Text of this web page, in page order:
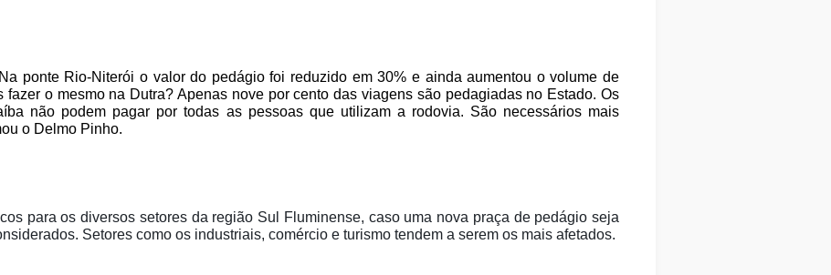
ponte Rio-Niterói o valor do pedágio foi reduzido em 30% e ainda aumentou o volume de
fazer o mesmo na Dutra? Apenas nove por cento das viagens são pedagiadas no Estado. Os
não podem pagar por todas as pessoas que utilizam a rodovia. São necessários mais
o Delmo Pinho.
para os diversos setores da região Sul Fluminense, caso uma nova praça de pedágio seja
Setores como os industriais, comércio e turismo tendem a serem os mais afetados.